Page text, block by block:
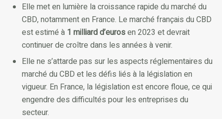
Elle met en lumière la croissance rapide du marché du
CBD, notamment en France. Le marché français du CBD
est estimé à 1 milliard d’eurosen 2023 et devrait
continuer de croître dans les années à venir.
Elle ne s’attarde pas sur les aspects réglementaires du
marché du CBD et les défis liés à la législation en
vigueur. En France, la législation est encore floue, ce qui
engendre des difficultés pour les entreprises du
secteur.